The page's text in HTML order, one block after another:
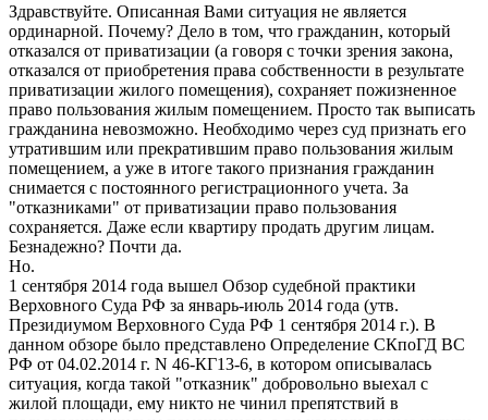
Здравствуйте. Описанная Вами ситуация не является
ординарной. Почему? Дело в том, что гражданин, который
отказался от приватизации (а говоря с точки зрения закона,
отказался от приобретения права собственности в результате
приватизации жилого помещения), сохраняет пожизненное
право пользования жилым помещением. Просто так выписать
гражданина невозможно. Необходимо через суд признать его
утратившим или прекратившим право пользования жилым
помещением, а уже в итоге такого признания гражданин
снимается с постоянного регистрационного учета. За
"отказниками" от приватизации право пользования
сохраняется. Даже если квартиру продать другим лицам.
Безнадежно? Почти да.
Но.
1 сентября 2014 года вышел Обзор судебной практики
Верховного Суда РФ за январь-июль 2014 года (утв.
Президиумом Верховного Суда РФ 1 сентября 2014 г.). В
данном обзоре было представлено Определение СКпоГД ВС
РФ от 04.02.2014 г. N 46-КГ13-6, в котором описывалась
ситуация, когда такой "отказник" добровольно выехал с
жилой площади, ему никто не чинил препятствий в